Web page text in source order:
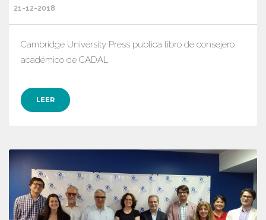
21-12-2018
Cambridge University Press publica libro de consejero
académico de CADAL
LEER